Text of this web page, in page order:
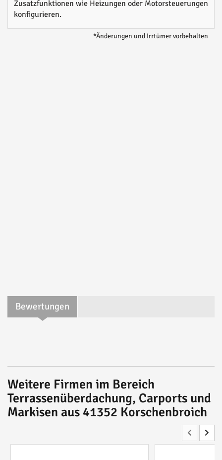
Zusatzfunktionen wie Heizungen oder Motorsteuerungen
konfigurieren.
*Änderungen und Irrtümer vorbehalten
Bewertungen
Weitere Firmen im Bereich
Terrassenüberdachung, Carports und
Markisen aus 41352 Korschenbroich